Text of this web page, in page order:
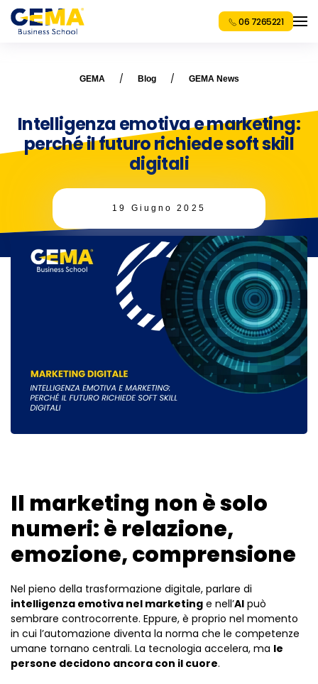
06 7265221
GEMA Blog GEMA News
Intelligenza emotiva e marketing:
perché il futuro richiede soft skill
digitali
19 Giugno 2025
Il marketing non è solo
numeri: è relazione,
emozione, comprensione
Nel pieno della trasformazione digitale, parlare di
intelligenza emotiva nel marketing e nell’AI può
sembrare controcorrente. Eppure, è proprio nel momento
in cui l’automazione diventa la norma che le competenze
umane tornano centrali. La tecnologia accelera, ma le
persone decidono ancora con il cuore.